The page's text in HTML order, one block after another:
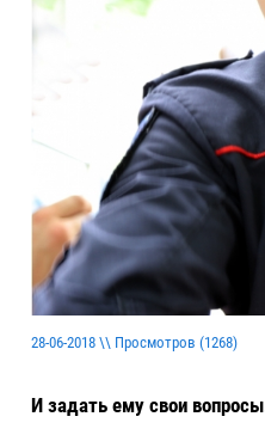
28-06-2018 \\ Просмотров (1268)
И задать ему свои